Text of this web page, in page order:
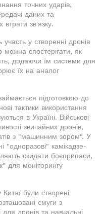
точних ударів,
даних та
зв'язку.
у створенні дронів
можна спостерігати, як
додаючи їм системи для
їх на аналог
підготовкою до
тактики використання
в Україні. Військові
звичайних дронів,
з "машинним зором". У
"одноразові" камікадзе-
скидати боєприпаси,
для моніторингу
Китаї були створені
смуги з
дронів та навчальні